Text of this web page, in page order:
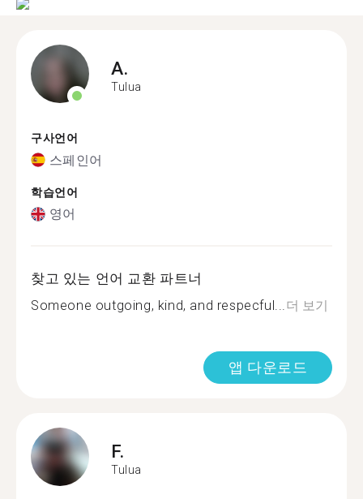
A.
Tulua
구사언어
스페인어
학습언어
영어
찾고 있는 언어 교환 파트너
Someone outgoing, kind, and respecful...더 보기
앱 다운로드
F.
Tulua